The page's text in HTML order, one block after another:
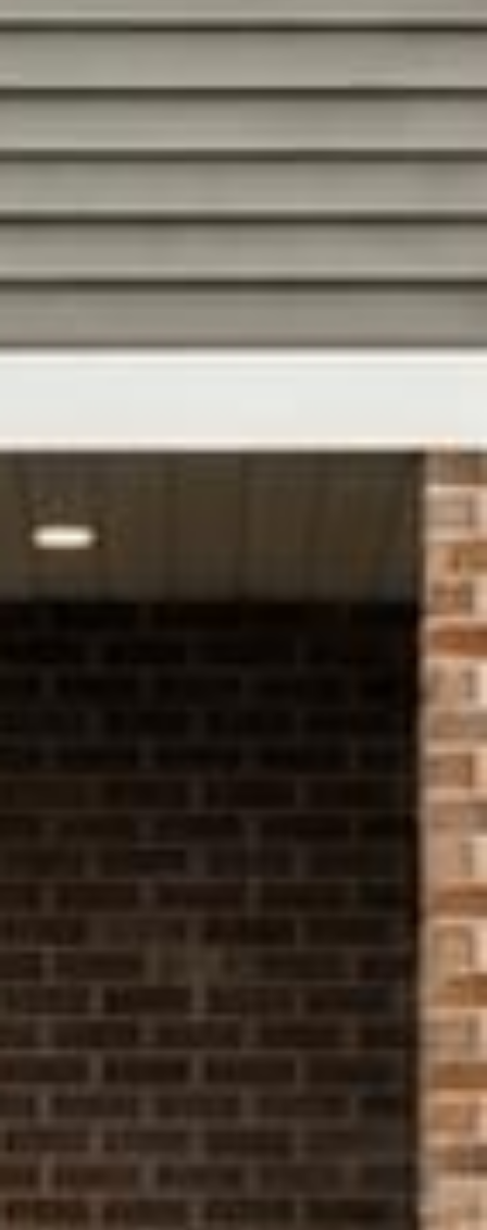
















































